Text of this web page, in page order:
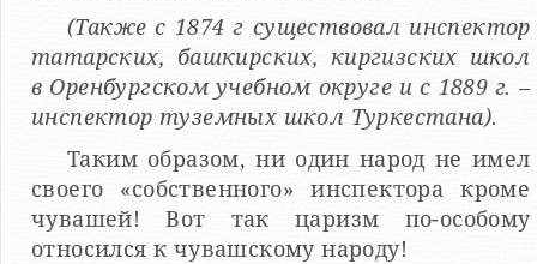
(Также с 1874 г существовал инспектор
татарских, башкирских, киргизских школ
в Оренбургском учебном округе и с 1889 г. –
инспектор туземных школ Туркестана).
Таким образом, ни один народ не имел
своего «собственного» инспектора кроме
чувашей! Вот так царизм по-особому
относился к чувашскому народу!